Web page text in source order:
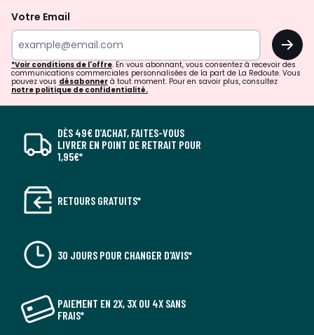
Votre Email
OK
*Voir conditions de l'offre. En vous abonnant, vous consentez à recevoir des
communications commerciales personnalisées de la part de La Redoute. Vous
pouvez vous désabonner à tout moment. Pour en savoir plus, consultez
notre politique de confidentialité.
DÈS 49€ D’ACHAT, FAITES-VOUS
LIVRER EN POINT DE RETRAIT POUR
1,95€*
RETOURS GRATUITS*
30 JOURS POUR CHANGER D'AVIS*
PAIEMENT EN 2X, 3X OU 4X SANS
FRAIS*